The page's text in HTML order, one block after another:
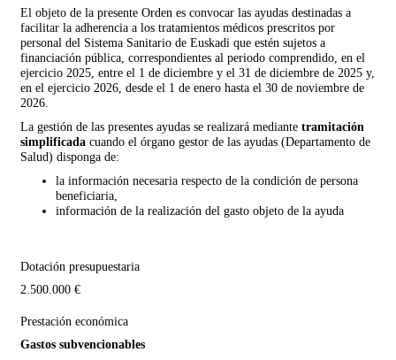
El objeto de la presente Orden es convocar las ayudas destinadas a
facilitar la adherencia a los tratamientos médicos prescritos por
personal del Sistema Sanitario de Euskadi que estén sujetos a
financiación pública, correspondientes al periodo comprendido, en el
ejercicio 2025, entre el 1 de diciembre y el 31 de diciembre de 2025 y,
en el ejercicio 2026, desde el 1 de enero hasta el 30 de noviembre de
2026.
La gestión de las presentes ayudas se realizará mediante tramitación
simplificada cuando el órgano gestor de las ayudas (Departamento de
Salud) disponga de:
la información necesaria respecto de la condición de persona
beneficiaria,
información de la realización del gasto objeto de la ayuda
Dotación presupuestaria
2.500.000 €
Prestación económica
Gastos subvencionables